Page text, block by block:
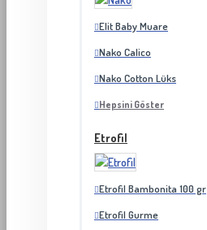
Elit Baby Muare
Nako Calico
Nako Cotton Lüks
Hepsini Göster
Etrofil
Etrofil Bambonita 100 gr
Etrofil Gurme